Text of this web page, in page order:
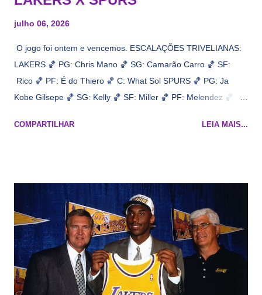
julho 06, 2026
O jogo foi ontem e vencemos. ESCALAÇÕES TRIVELIANAS:
LAKERS 🏀 PG: Chris Mano 🏀 SG: Camarão Carro 🏀 SF:
Rico 🏀 PF: É do Thiero 🏀 C: What Sol SPURS 🏀 PG: Ja
Kobe Gilsepe 🏀 SG: Kelly 🏀 SF: Miller 🏀 PF: Melendez 🏀 C:
Na quadra Transmissão: NBA League Pass
COMPARTILHAR LEIA MAIS...